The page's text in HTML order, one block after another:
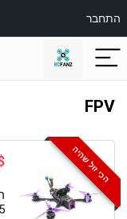
התחבר
FPV
הכי זול שהיה